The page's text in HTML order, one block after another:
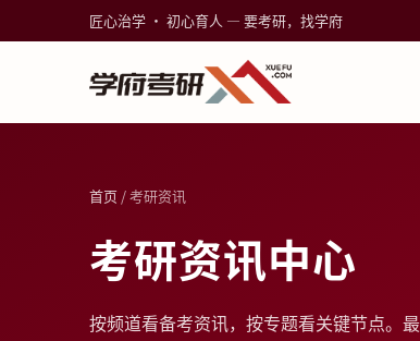
匠心治学 · 初心育人 — 要考研，找学府
首页 / 考研资讯
考研资讯中心
按频道看备考资讯，按专题看关键节点。